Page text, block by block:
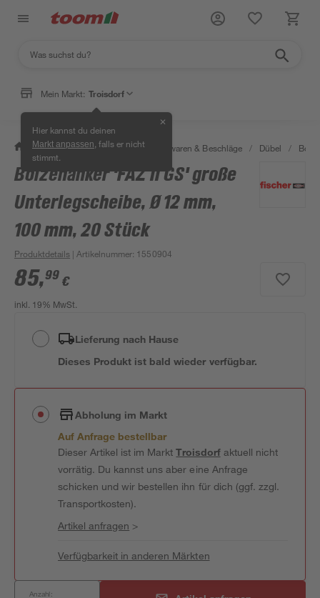
Mein Markt: Troisdorf
Hier kannst du deinen
Markt anpassen , falls er nicht
stimmt.
✕
/ Werkstatt & Maschinen / Eisenwaren & Beschläge / Dübel /
Bolzenanker 'FAZ II GS' große
Unterlegscheibe, Ø 12 mm,
100 mm, 20 Stück
Produktdetails | Artikelnummer: 1550904
85,99 €
inkl. 19% MwSt.
Lieferung nach Hause
Dieses Produkt ist bald wieder verfügbar.
Abholung im Markt
Auf Anfrage bestellbar
Dieser Artikel ist im MarktTroisdorfaktuell nicht
vorrätig. Du kannst uns aber eine Anfrage
schicken und wir bestellen ihn für dich (ggf. zzgl.
Transportkosten).
Artikel anfragen >
Verfügbarkeit in anderen Märkten
Anzahl: